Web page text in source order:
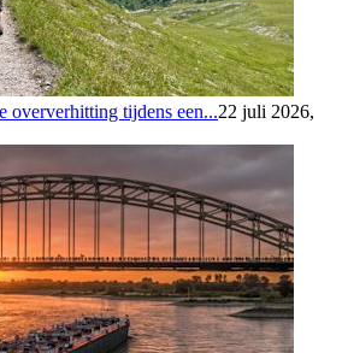
oververhitting tijdens een...22 juli 2026,